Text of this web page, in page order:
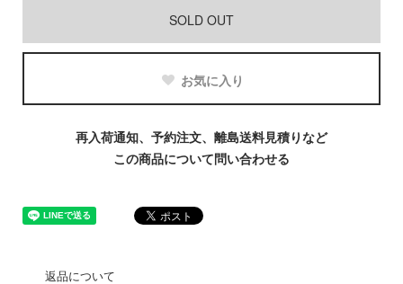
SOLD OUT
お気に入り
再入荷通知、予約注文、離島送料見積りなど
この商品について問い合わせる
返品について